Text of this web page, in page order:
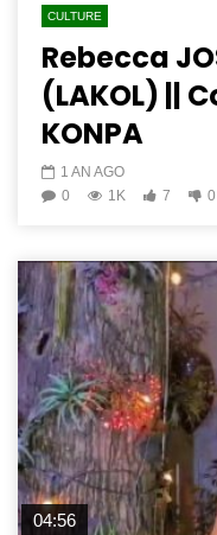
CULTURE
Rebecca
(LAKOL) ||
KONPA
1 AN AGO
0
1K 7 0
04:56